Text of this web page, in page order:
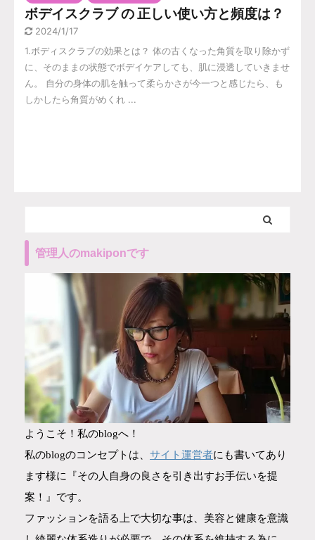
ボデイスクラブ の 正しい使い方と頻度は？
2024/1/17
1.ボディスクラブの効果とは？ 体の古くなった角質を取り除かず
に、そのままの状態でボデイケアしても、肌に浸透していきませ
ん。 自分の身体の肌を触って柔らかさが今一つと感じたら、も
しかしたら角質がめくれ ...
管理人のmakiponです
ようこそ！私のblogへ！
私のblogのコンセプトは、 サイト運営者にも書いてあり
ます様に『その人自身の良さを引き出すお手伝いを提
案！』です。
ファッションを語る上で大切な事は、美容と健康を意識